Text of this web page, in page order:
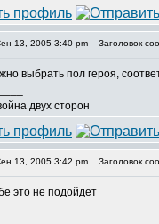
13, 2005 3:40 pm Заголовок
выбрать пол героя,
двух сторон
13, 2005 3:42 pm Заголовок
это не подойдет